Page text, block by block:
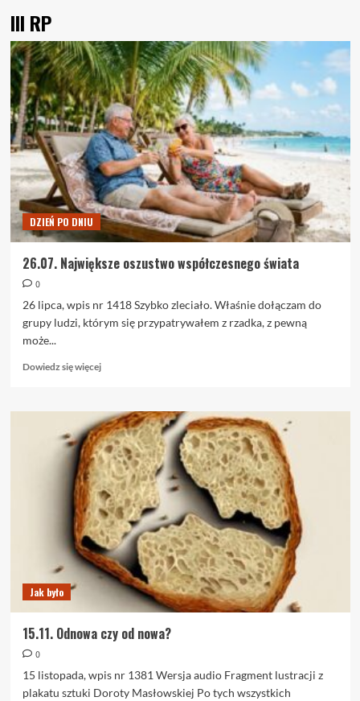
III RP
DZIEŃ PO DNIU
26.07. Największe oszustwo współczesnego świata
0
26 lipca, wpis nr 1418 Szybko zleciało. Właśnie dołączam do
grupy ludzi, którym się przypatrywałem z rzadka, z pewną
może...
Dowiedz się więcejDowiedz
o
26.07.
Największe
oszustwo
współczesnego
świata
Jak było
15.11. Odnowa czy od nowa?
0
15 listopada, wpis nr 1381 Wersja audio Fragment lustracji z
plakatu sztuki Doroty Masłowskiej Po tych wszystkich